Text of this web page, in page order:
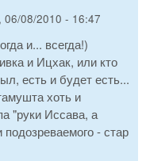
06/08/2010 - 16:47
и... всегда!)
и Ицхак, или кто
есть и будет есть...
хоть и
"руки Иссава, а
подозреваемого - стар